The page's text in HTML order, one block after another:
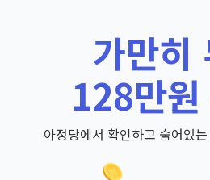
가만히
128만
아정당에서 확인하고 숨어있